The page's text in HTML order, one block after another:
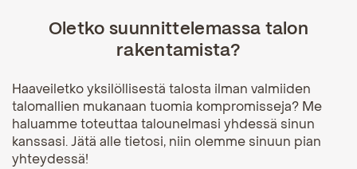
Oletko suunnittelemassa talon
rakentamista?
Haaveiletko yksilöllisestä talosta ilman valmiiden
talomallien mukanaan tuomia kompromisseja? Me
haluamme toteuttaa talounelmasi yhdessä sinun
kanssasi. Jätä alle tietosi, niin olemme sinuun pian
yhteydessä!